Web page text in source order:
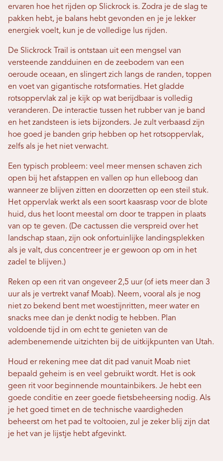
ervaren hoe het rijden op Slickrock is. Zodra je de slag te
pakken hebt, je balans hebt gevonden en je je lekker
energiek voelt, kun je de volledige lus rijden.
De Slickrock Trail is ontstaan ​​uit een mengsel van
versteende zandduinen en de zeebodem van een
oeroude oceaan, en slingert zich langs de randen, toppen
en voet van gigantische rotsformaties. Het gladde
rotsoppervlak zal je kijk op wat berijdbaar is volledig
veranderen. De interactie tussen het rubber van je band
en het zandsteen is iets bijzonders. Je zult verbaasd zijn
hoe goed je banden grip hebben op het rotsoppervlak,
zelfs als je het niet verwacht.
Een typisch probleem: veel meer mensen schaven zich
open bij het afstappen en vallen op hun elleboog dan
wanneer ze blijven zitten en doorzetten op een steil stuk.
Het oppervlak werkt als een soort kaasrasp voor de blote
huid, dus het loont meestal om door te trappen in plaats
van op te geven. (De cactussen die verspreid over het
landschap staan, zijn ook onfortuinlijke landingsplekken
als je valt, dus concentreer je er gewoon op om in het
zadel te blijven.)
Reken op een rit van ongeveer 2,5 uur (of iets meer dan 3
uur als je vertrekt vanaf Moab). Neem, vooral als je nog
niet zo bekend bent met woestijnritten, meer water en
snacks mee dan je denkt nodig te hebben. Plan
voldoende tijd in om echt te genieten van de
adembenemende uitzichten bij de uitkijkpunten van Utah.
Houd er rekening mee dat dit pad vanuit Moab niet
bepaald geheim is en veel gebruikt wordt. Het is ook
geen rit voor beginnende mountainbikers. Je hebt een
goede conditie en zeer goede fietsbeheersing nodig. Als
je het goed timet en de technische vaardigheden
beheerst om het pad te voltooien, zul je zeker blij zijn dat
je het van je lijstje hebt afgevinkt.